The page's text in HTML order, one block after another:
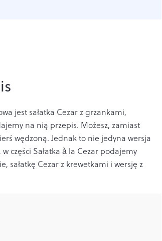
jest sałatka Cezar z grzankami,
na nią przepis. Możesz, zamiast
wędzoną. Jednak to nie jedyna wersja
części Sałatka à la Cezar podajemy
sałatkę Cezar z krewetkami i wersję z